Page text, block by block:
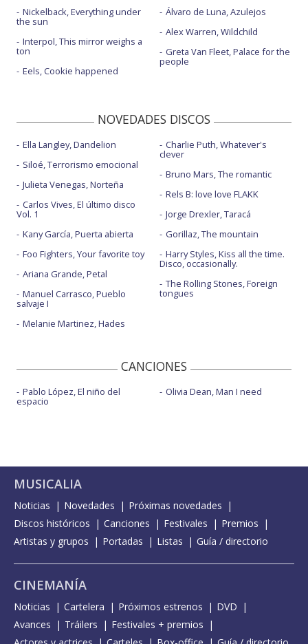
Nickelback, Everything under
the sun
Interpol, This mirror weighs a
ton
Eels, Cookie happened
Álvaro de Luna, Azulejos
Alex Warren, Wildchild
Greta Van Fleet, Palace for the
people
NOVEDADES DISCOS
Ella Langley, Dandelion
Siloé, Terrorismo emocional
Julieta Venegas, Norteña
Carlos Vives, El último disco
Vol. 1
Kany García, Puerta abierta
Foo Fighters, Your favorite toy
Ariana Grande, Petal
Manuel Carrasco, Pueblo
salvaje I
Melanie Martinez, Hades
Charlie Puth, Whatever's
clever
Bruno Mars, The romantic
Rels B: love love FLAKK
Jorge Drexler, Taracá
Gorillaz, The mountain
Harry Styles, Kiss all the time.
Disco, occasionally.
The Rolling Stones, Foreign
tongues
CANCIONES
Pablo López, El niño del
espacio
Olivia Dean, Man I need
MUSICALIA
Noticias Novedades
Próximas novedades
Discos históricos
Canciones Festivales
Premios
Artistas y grupos
Portadas Listas Guía / directorio
CINEMANÍA
Noticias Cartelera Próximos estrenos
DVD
Avances
Tráilers
Festivales + premios